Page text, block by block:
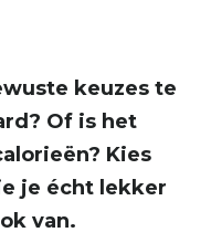
keuzes te
Of is het
Kies
je écht lekker
van.